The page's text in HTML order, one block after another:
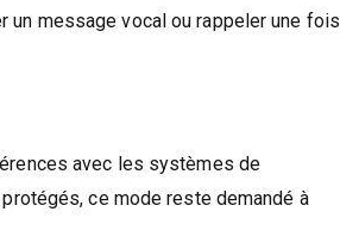
un message vocal ou rappeler une fois
avec les systèmes de
ce mode reste demandé à